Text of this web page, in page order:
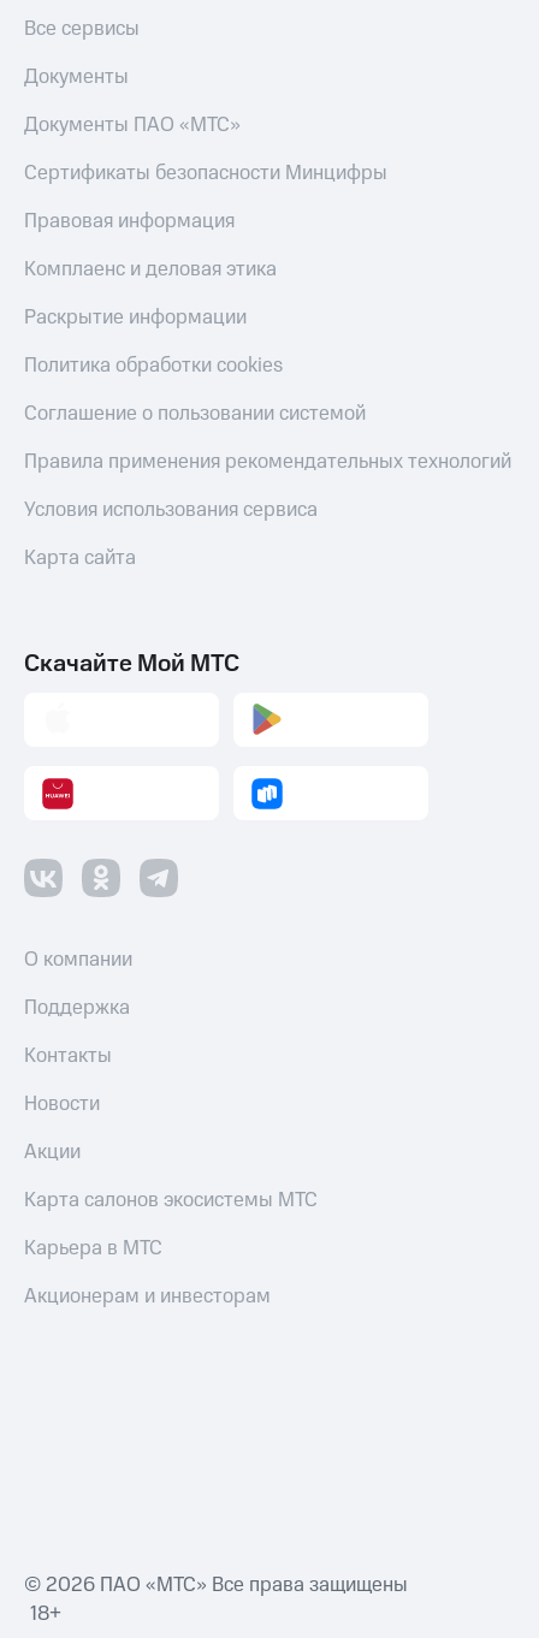
Все сервисы
Документы
Документы ПАО «МТС»
Сертификаты безопасности Минцифры
Правовая информация
Комплаенс и деловая этика
Раскрытие информации
Политика обработки cookies
Соглашение о пользовании системой
Правила применения рекомендательных технологий
Условия использования сервиса
Карта сайта
Скачайте Мой МТС
О компании
Поддержка
Контакты
Новости
Акции
Карта салонов экосистемы МТС
Карьера в МТС
Акционерам и инвесторам
© 2026 ПАО «МТС» Все права защищены
18+